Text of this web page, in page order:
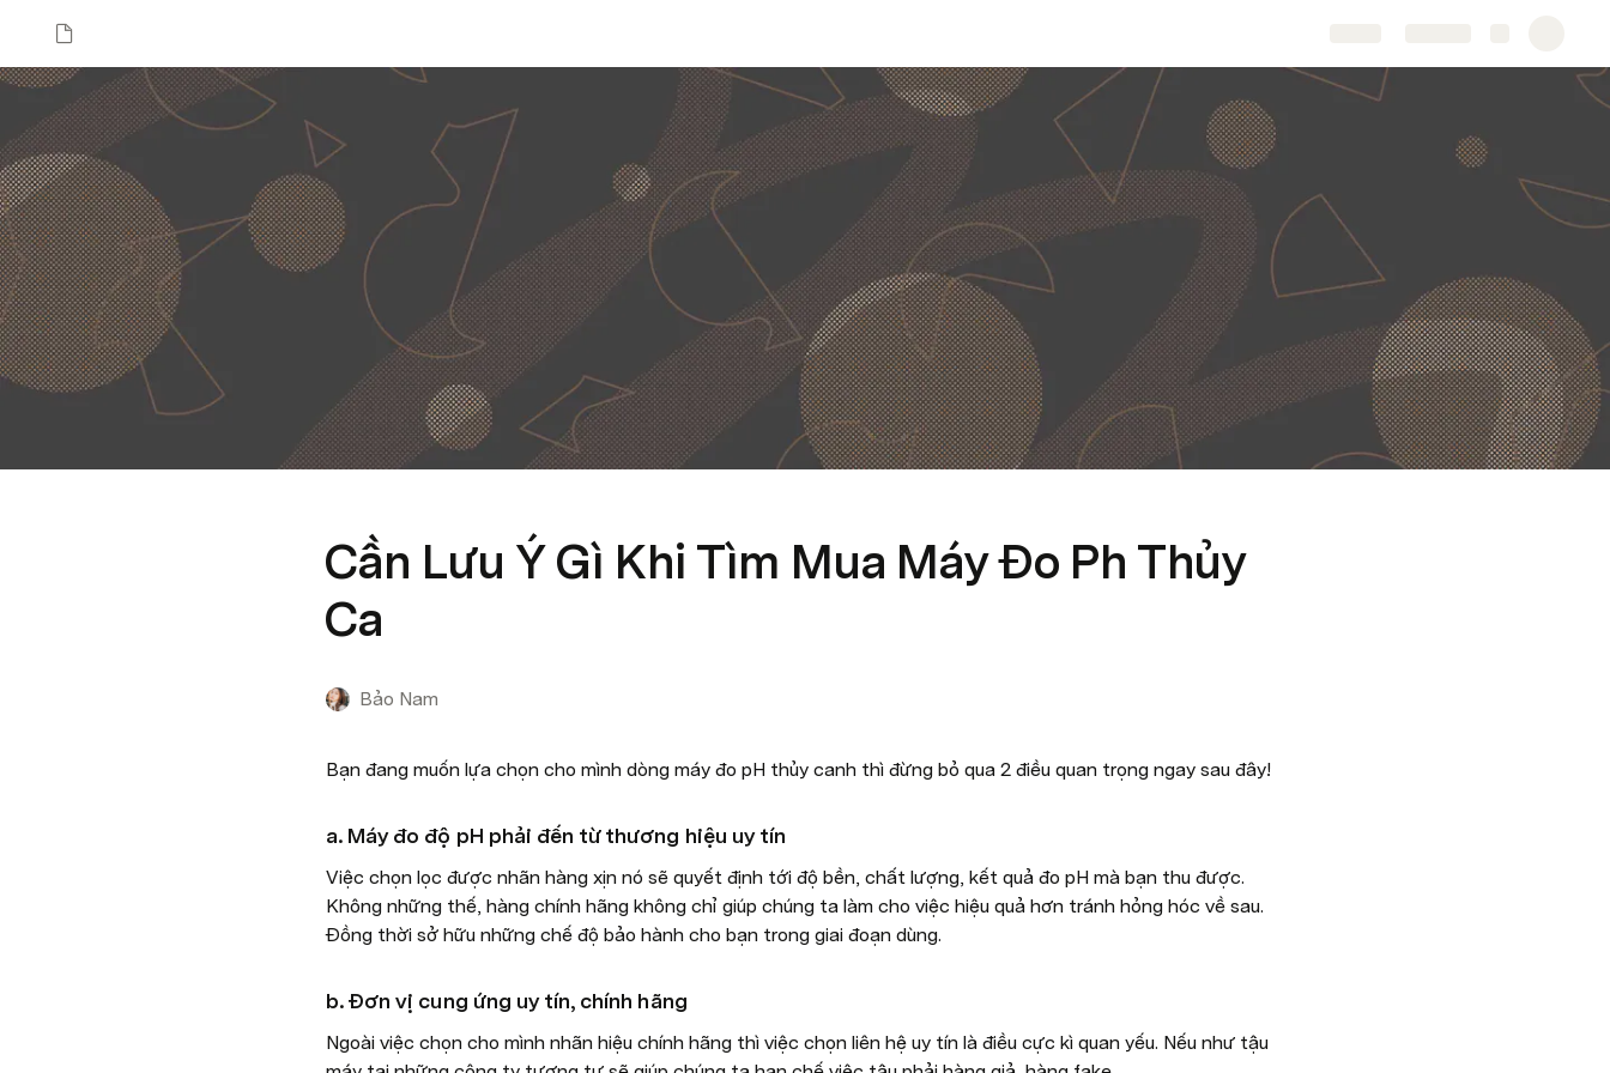
Cần Lưu Ý Gì Khi Tìm Mua Máy Đo Ph Thủy
Ca
Bảo Nam
Bạn đang muốn lựa chọn cho mình dòng máy đo pH thủy canh thì đừng bỏ qua 2 điều quan trọng ngay sau đây!
a. Máy đo độ pH phải đến từ thương hiệu uy tín
Việc chọn lọc được nhãn hàng xịn nó sẽ quyết định tới độ bền, chất lượng, kết quả đo pH mà bạn thu được.
Không những thế, hàng chính hãng không chỉ giúp chúng ta làm cho việc hiệu quả hơn tránh hỏng hóc về sau.
Đồng thời sở hữu những chế độ bảo hành cho bạn trong giai đoạn dùng.
b. Đơn vị cung ứng uy tín, chính hãng
Ngoài việc chọn cho mình nhãn hiệu chính hãng thì việc chọn liên hệ uy tín là điều cực kì quan yếu. Nếu như tậu